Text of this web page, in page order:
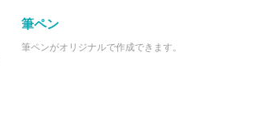
筆ペン
筆ペンがオリジナルで作成できます。